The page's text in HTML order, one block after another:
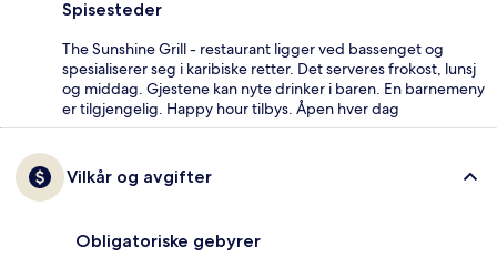
Spisesteder
The Sunshine Grill - restaurant ligger ved bassenget og
spesialiserer seg i karibiske retter. Det serveres frokost, lunsj
og middag. Gjestene kan nyte drinker i baren. En barnemeny
er tilgjengelig. Happy hour tilbys. Åpen hver dag
Vilkår og avgifter
Obligatoriske gebyrer